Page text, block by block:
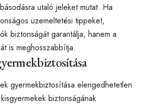
utaló jeleket mutat. Ha
üzemeltetési tippeket,
biztonságát garantálja, hanem a
is meghosszabbítja.
gyermekbiztosítása elengedhetetlen
biztonságának